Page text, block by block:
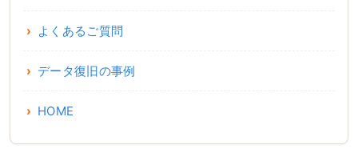
よくあるご質問
データ復旧の事例
HOME